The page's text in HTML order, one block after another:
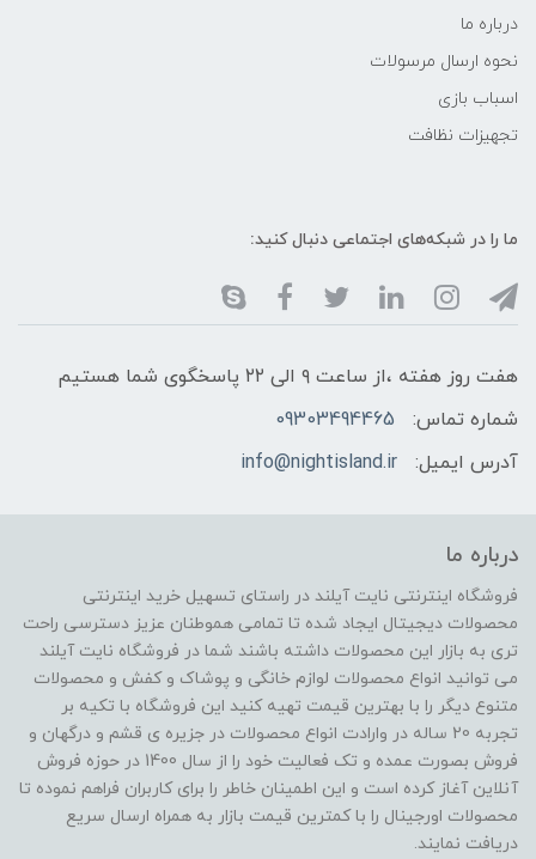
درباره ما
نحوه ارسال مرسولات
اسباب بازی
تجهیزات نظافت
ما را در شبکه‌های اجتماعی دنبال کنید:
هفت روز هفته ،از ساعت ۹ الی ۲۲ پاسخگوی شما هستیم
شماره تماس:
09303494465
آدرس ایمیل:
info@nightisland.ir
درباره ما
فروشگاه اینترنتی نایت آیلند در راستای تسهیل خرید اینترنتی
محصولات دیجیتال ایجاد شده تا تمامی هموطنان عزیز دسترسی راحت
تری به بازار این محصولات داشته باشند شما در فروشگاه نایت آیلند
می توانید انواع محصولات لوازم خانگی و پوشاک و کفش و محصولات
متنوع دیگر را با بهترین قیمت تهیه کنید این فروشگاه با تکیه بر
تجربه 20 ساله در وارادت انواع محصولات در جزیره ی قشم و درگهان و
فروش بصورت عمده و تک فعالیت خود را از سال 1400 در حوزه فروش
آنلاین آغاز کرده است و این اطمینان خاطر را برای کاربران فراهم نموده تا
محصولات اورجینال را با کمترین قیمت بازار به همراه ارسال سریع
دریافت نمایند.